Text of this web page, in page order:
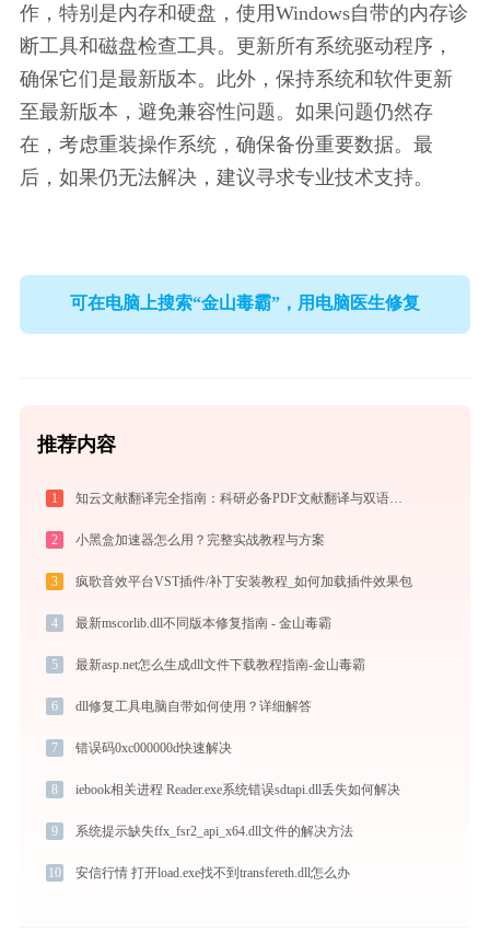
作，特别是内存和硬盘，使用Windows自带的内存诊
断工具和磁盘检查工具。更新所有系统驱动程序，
确保它们是最新版本。此外，保持系统和软件更新
至最新版本，避免兼容性问题。如果问题仍然存
在，考虑重装操作系统，确保备份重要数据。最
后，如果仍无法解决，建议寻求专业技术支持。
可在电脑上搜索“金山毒霸”，用电脑医生修复
推荐内容
1 知云文献翻译完全指南：科研必备PDF文献翻译与双语对照阅读效率工具（2026最新）
2 小黑盒加速器怎么用？完整实战教程与方案
3 疯歌音效平台VST插件/补丁安装教程_如何加载插件效果包
4 最新mscorlib.dll不同版本修复指南 - 金山毒霸
5 最新asp.net怎么生成dll文件下载教程指南-金山毒霸
6 dll修复工具电脑自带如何使用？详细解答
7 错误码0xc000000d快速解决
8 iebook相关进程 Reader.exe系统错误sdtapi.dll丢失如何解决
9 系统提示缺失ffx_fsr2_api_x64.dll文件的解决方法
10 安信行情 打开load.exe找不到transfereth.dll怎么办